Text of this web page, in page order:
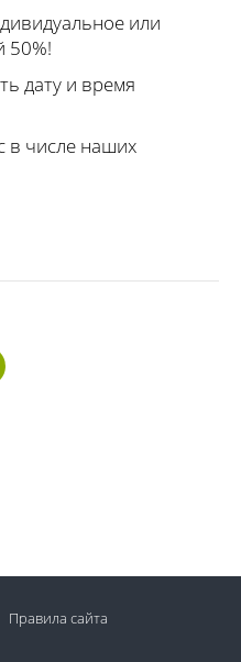
или
50%!
дату и время
в числе наших
Правила сайта